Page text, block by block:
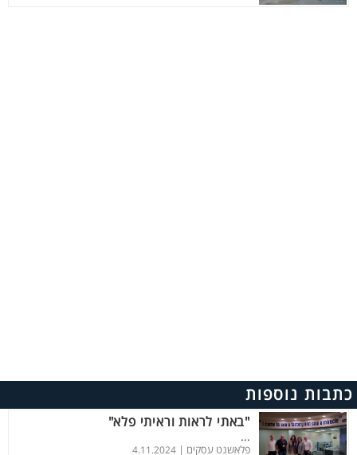
כתבות נוספות
"באתי לראות וראיתי פלא"
...
פלאשנט עסקים | 4.11.2024